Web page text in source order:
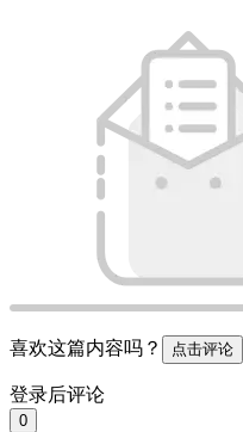
喜欢这篇内容吗？ 点击评论
登录后评论
0